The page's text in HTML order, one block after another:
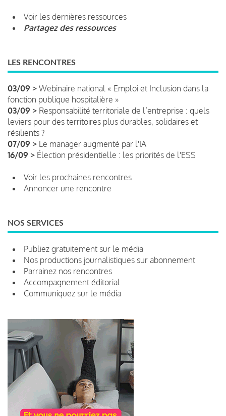
Voir les dernières ressources
Partagez des ressources
LES RENCONTRES
03/09 > Webinaire national « Emploi et Inclusion dans la
fonction publique hospitalière »
03/09 > Responsabilité territoriale de l’entreprise : quels
leviers pour des territoires plus durables, solidaires et
résilients ?
07/09 > Le manager augmenté par l'IA
16/09 > Élection présidentielle : les priorités de l'ESS
Voir les prochaines rencontres
Annoncer une rencontre
NOS SERVICES
Publiez gratuitement sur le média
Nos productions journalistiques sur abonnement
Parrainez nos rencontres
Accompagnement éditorial
Communiquez sur le média